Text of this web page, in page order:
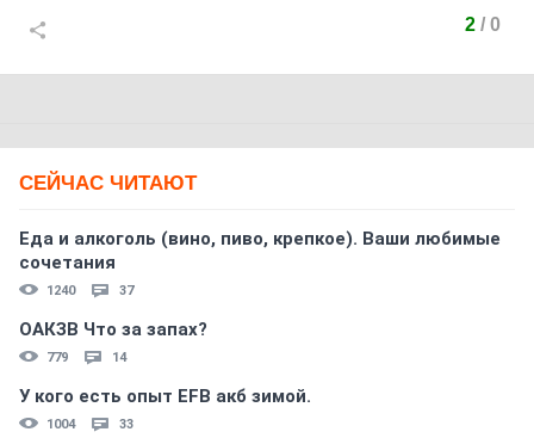
2/ 0
СЕЙЧАС ЧИТАЮТ
Еда и алкоголь (вино, пиво, крепкое). Ваши любимые
сочетания
1240 37
ОАКЗВ Что за запах?
779 14
У кого есть опыт EFB акб зимой.
1004 33